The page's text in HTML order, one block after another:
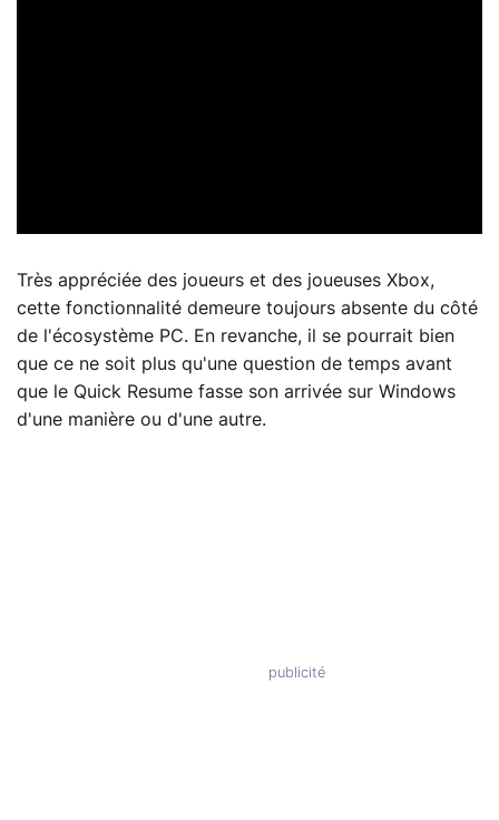
Très appréciée des joueurs et des joueuses Xbox,
cette fonctionnalité demeure toujours absente du côté
de l'écosystème PC. En revanche, il se pourrait bien
que ce ne soit plus qu'une question de temps avant
que le Quick Resume fasse son arrivée sur Windows
d'une manière ou d'une autre.